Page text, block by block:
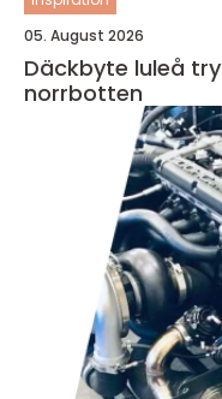
05. August 2026
Däckbyte luleå tryggt grepp året runt i
norrbotten